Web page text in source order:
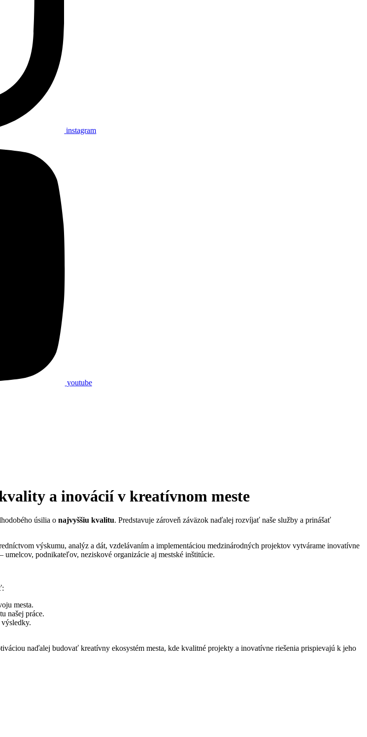
instagram
youtube
a inovácií v kreatívnom meste
úsilia o najvyššiu kvalitu. Predstavuje zároveň záväzok naďalej rozvíjať naše služby a prinášať
výskumu, analýz a dát, vzdelávaním a implementáciou medzinárodných projektov vytvárame inovatívne
podnikateľov, neziskové organizácie aj mestské inštitúcie.
mesta.
našej práce.
naďalej budovať kreatívny ekosystém mesta, kde kvalitné projekty a inovatívne riešenia prispievajú k jeho